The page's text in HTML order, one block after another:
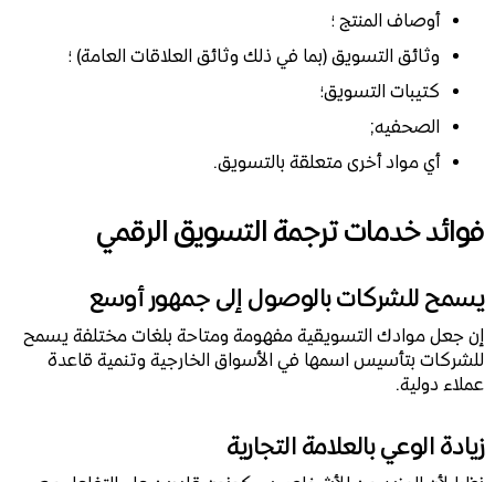
أوصاف المنتج ؛
وثائق التسويق (بما في ذلك وثائق العلاقات العامة) ؛
كتيبات التسويق؛
الصحفيه;
أي مواد أخرى متعلقة بالتسويق.
فوائد خدمات ترجمة التسويق الرقمي
يسمح للشركات بالوصول إلى جمهور أوسع
إن جعل موادك التسويقية مفهومة ومتاحة بلغات مختلفة يسمح
للشركات بتأسيس اسمها في الأسواق الخارجية وتنمية قاعدة
عملاء دولية.
زيادة الوعي بالعلامة التجارية